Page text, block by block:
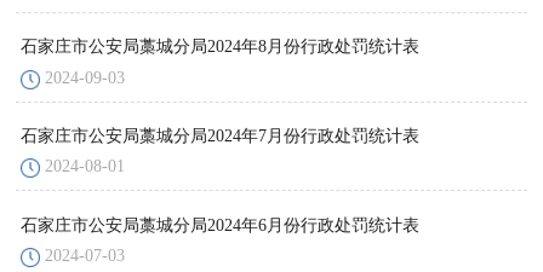
石家庄市公安局藁城分局2024年8月份行政处罚统计表
2024-09-03
石家庄市公安局藁城分局2024年7月份行政处罚统计表
2024-08-01
石家庄市公安局藁城分局2024年6月份行政处罚统计表
2024-07-03